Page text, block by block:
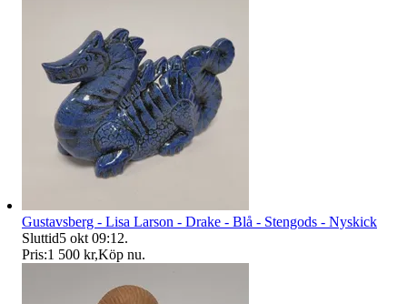
Gustavsberg - Lisa Larson - Drake - Blå - Stengods - Nyskick
Sluttid5 okt 09:12.
Pris:1 500 kr,Köp nu.